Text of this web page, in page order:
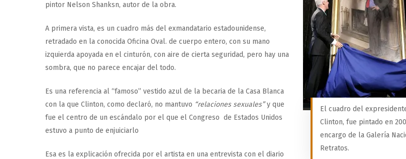
El cuadro del
Clinton, fue pintado en
encargo de la Galería
Retratos.
pintor Nelson Shanksn, autor de la obra.
A primera vista, es un cuadro más del exmandatario estadounidense,
retradado en la conocida Oficina Oval. de cuerpo entero, con su mano
izquierda apoyada en el cinturón, con aire de cierta seguridad, pero hay una
sombra, que no parece encajar del todo.
Es una referencia al “famoso” vestido azul de la becaria de la Casa Blanca
con la que Clinton, como declaró, no mantuvo “relaciones sexuales”y que
fue el centro de un escándalo por el que el Congreso de Estados Unidos
estuvo a punto de enjuiciarlo
Esa es la explicación ofrecida por el artista en una entrevista con el diario